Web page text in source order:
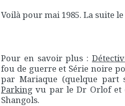
Voilà pour mai 1985. La suite
Pour en savoir plus :
fou de guerre et Série noire
par Mariaque (quelque part
Parking vu par le Dr Orlof et
Shangols.